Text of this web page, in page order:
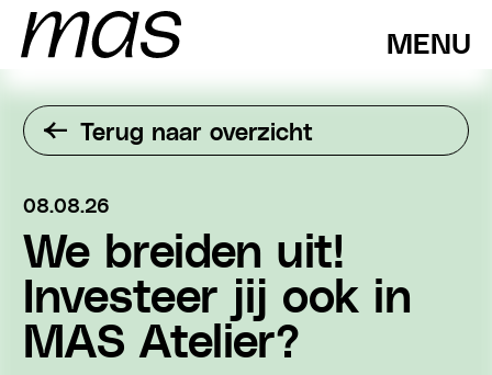
MENU
Terug naar overzicht
08.08.26
We breiden uit!
Investeer jij ook in
MAS Atelier?